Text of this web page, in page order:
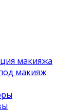
макияжа
макияж